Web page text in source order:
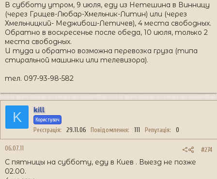
В субботу утром, 9 июля, еду из Нетешина в Винницу
(через Грицев-Любар-Хмельник-Литин) или (через
Хмельницкий- Меджибош-Летичев), 4 места свободных.
Обратно в воскресенье после обеда, 10 июля, только 2
места свободных.
И туда и обратно возможна перевозка груза (типа
стиральной машинки или телевизора).
тел. 097-93-98-582
K kill
Користувач
Реєстрація 29.11.06 Повідомлення 111 Репутація 0
06.07.11 #274
С пятницы на субботу, еду в Киев . Выезд не позже
02.00.